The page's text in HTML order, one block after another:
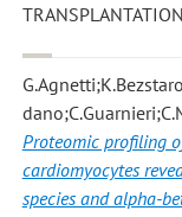
Proteomic profiling
cardiomyocytes
species and alpha-